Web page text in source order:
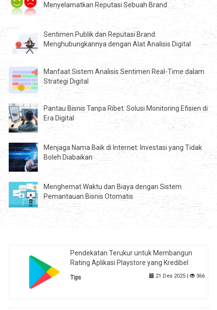
Menyelamatkan Reputasi Sebuah Brand
Sentimen Publik dan Reputasi Brand:
Menghubungkannya dengan Alat Analisis Digital
Manfaat Sistem Analisis Sentimen Real-Time dalam
Strategi Digital
Pantau Bisnis Tanpa Ribet: Solusi Monitoring Efisien di
Era Digital
Menjaga Nama Baik di Internet: Investasi yang Tidak
Boleh Diabaikan
Menghemat Waktu dan Biaya dengan Sistem
Pemantauan Bisnis Otomatis
Pendekatan Terukur untuk Membangun
Rating Aplikasi Playstore yang Kredibel
Tips 21 Des 2025 | 366